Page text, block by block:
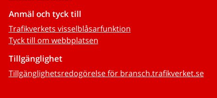
Anmäl och tyck till
Trafikverkets visselblåsarfunktion
Tyck till om webbplatsen
Tillgänglighet
Tillgänglighetsredogörelse för bransch.trafikverket.se